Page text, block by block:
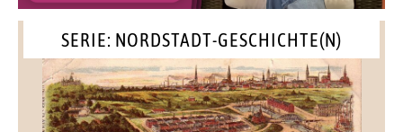
SERIE: NORDSTADT-GESCHICHTE(N)